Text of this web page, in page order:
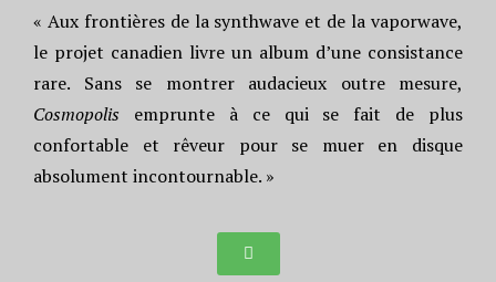
« Aux frontières de la synthwave et de la vaporwave,
le projet canadien livre un album d’une consistance
rare. Sans se montrer audacieux outre mesure,
Cosmopolis emprunte à ce qui se fait de plus
confortable et rêveur pour se muer en disque
absolument incontournable. »